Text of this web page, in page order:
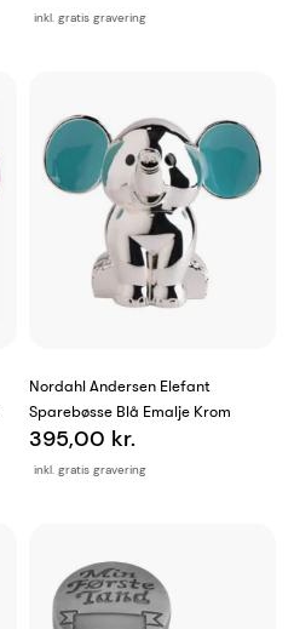
inkl. gratis gravering
Nordahl Andersen Elefant
Sparebøsse Blå Emalje Krom
inkl. gratis gravering
395,00 kr.